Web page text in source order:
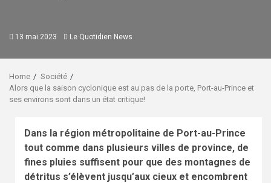
13 mai 2023 Le Quotidien News
Home
Société
Alors que la saison cyclonique est au pas de la porte, Port-au-Prince et
ses environs sont dans un état critique!
Dans la région métropolitaine de Port-au-Prince
tout comme dans plusieurs villes de province, de
fines pluies suffisent pour que des montagnes de
détritus s’élèvent jusqu’aux cieux et encombrent